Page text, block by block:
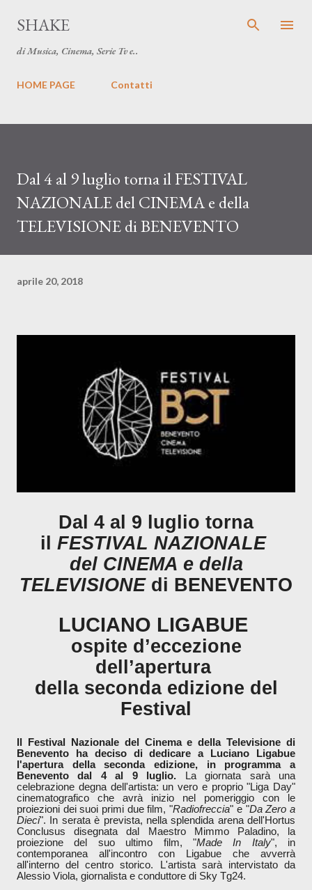
SHAKE
di Musica, Cinema, Serie Tv e..
HOME PAGE Contatti
Dal 4 al 9 luglio torna il FESTIVAL
NAZIONALE del CINEMA e della
TELEVISIONE di BENEVENTO
aprile 20, 2018
Dal 4 al 9 luglio torna
il FESTIVAL NAZIONALE
del CINEMA e della
TELEVISIONE di BENEVENTO
LUCIANO LIGABUE
ospite d’eccezione
dell’apertura
della seconda edizione del
Festival
Il Festival Nazionale del Cinema e della Televisione di
Benevento ha deciso di dedicare a Luciano Ligabue
l'apertura della seconda edizione, in programma a
Benevento dal 4 al 9 luglio. La giornata sarà una
celebrazione degna dell'artista: un vero e proprio "Liga Day"
cinematografico che avrà inizio nel pomeriggio con le
proiezioni dei suoi primi due film, "Radiofreccia" e "Da Zero a
Dieci". In serata è prevista, nella splendida arena dell'Hortus
Conclusus disegnata dal Maestro Mimmo Paladino, la
proiezione del suo ultimo film, "Made In Italy", in
contemporanea all'incontro con Ligabue che avverrà
all'interno del centro storico. L'artista sarà intervistato da
Alessio Viola, giornalista e conduttore di Sky Tg24.